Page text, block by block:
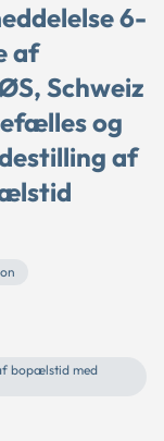
6-
af
Schweiz
og
af
bopælstid med